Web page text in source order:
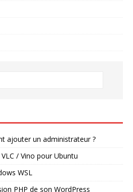
ajouter un administrateur ?
/ Vino pour Ubuntu
WSL
PHP de son WordPress